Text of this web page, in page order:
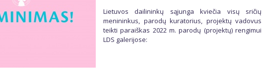
Lietuvos dailininkų sąjunga kviečia visų sričių
menininkus, parodų kuratorius, projektų vadovus
teikti paraiškas 2022 m. parodų (projektų) rengimui
LDS galerijose: